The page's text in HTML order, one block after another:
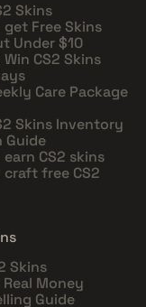
Skins
Free Skins
Under $10
CS2 Skins
Care Package
Skins Inventory
Guide
CS2 skins
craft free CS2
Skins
Money
Guide